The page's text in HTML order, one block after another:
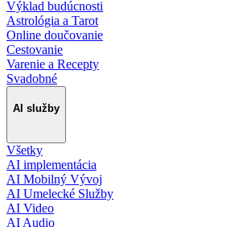
Výklad budúcnosti
Astrológia a Tarot
Online doučovanie
Cestovanie
Varenie a Recepty
Svadobné
AI služby
Všetky
AI implementácia
AI Mobilný Vývoj
AI Umelecké Služby
AI Video
AI Audio